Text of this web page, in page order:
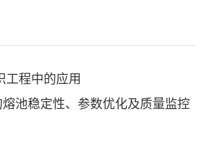
工程中的应用
池稳定性、参数优化及质量监控